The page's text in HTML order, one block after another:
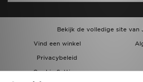
Bekijk de volledige site van
Vind een winkel
Privacybeleid
Cookie Settings